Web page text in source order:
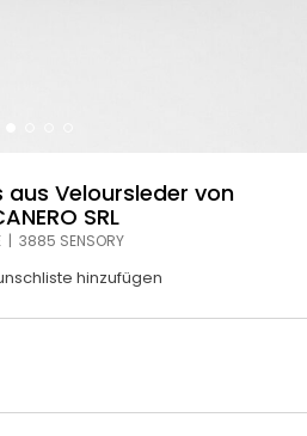
Veloursleder von
SRL
| 3885 SENSORY
hinzufügen